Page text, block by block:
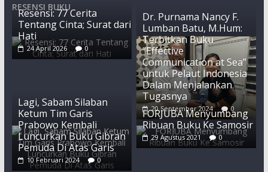
RESENSI BUKU
Resensi: 77 Cerita
Tentang Cinta; Surat dari
Hati
24 April 2026 0
Dr. Purnama Nancy F.
Lumban Batu, M.Hum:
Terbitkan Buku
“Effective
Communication at Sea”
untuk Pelaut Indonesia
Dalam Menjalankan
Tugasnya
20 September 2024 0
Lagi, Sabam Silaban
Ketum Tim Garis
Prabowo Kembali
Luncurkan Buku Gibran
Pemuda Di Atas Garis
10 Februari 2024 0
FORJUBA Menyumbang
Ribuan Buku Ke Samosir
29 Agustus 2021 0